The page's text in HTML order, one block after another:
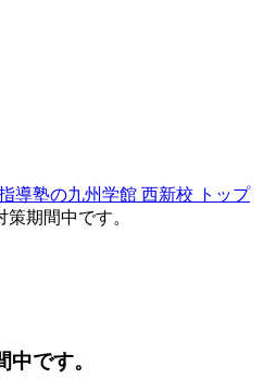
導塾の九州学館 西新校 トップ
期間中です。
です。